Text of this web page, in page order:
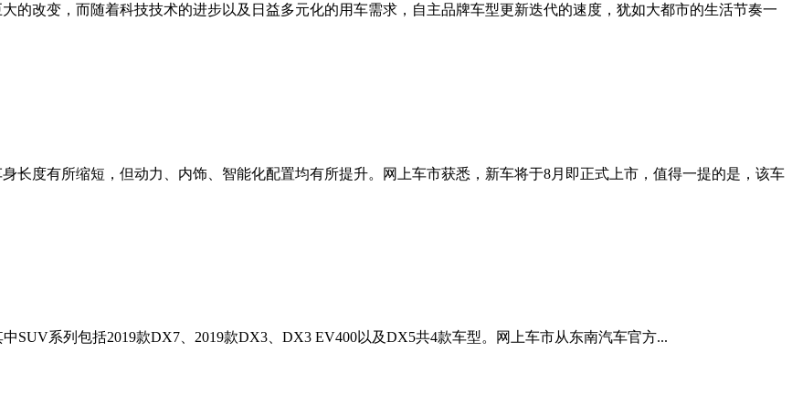
的改变，而随着科技技术的进步以及日益多元化的用车需求，自主品牌车型更新迭代的速度，犹如大都市的生活节奏一
长度有所缩短，但动力、内饰、智能化配置均有所提升。网上车市获悉，新车将于8月即正式上市，值得一提的是，该车
SUV系列包括2019款DX7、2019款DX3、DX3 EV400以及DX5共4款车型。网上车市从东南汽车官方...